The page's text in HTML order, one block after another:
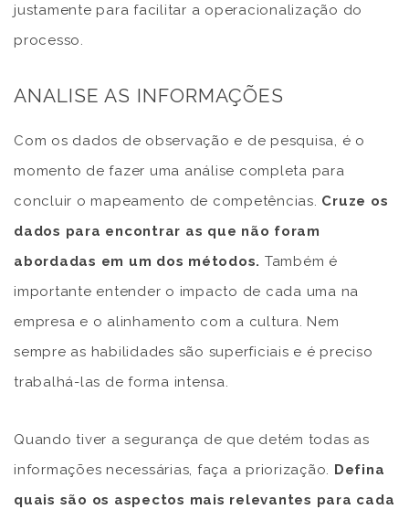
justamente para facilitar a operacionalização do
processo.
ANALISE AS INFORMAÇÕES
Com os dados de observação e de pesquisa, é o
momento de fazer uma análise completa para
concluir o mapeamento de competências. Cruze os
dados para encontrar as que não foram
abordadas em um dos métodos. Também é
importante entender o impacto de cada uma na
empresa e o alinhamento com a cultura. Nem
sempre as habilidades são superficiais e é preciso
trabalhá-las de forma intensa.
Quando tiver a segurança de que detém todas as
informações necessárias, faça a priorização. Defina
quais são os aspectos mais relevantes para cada